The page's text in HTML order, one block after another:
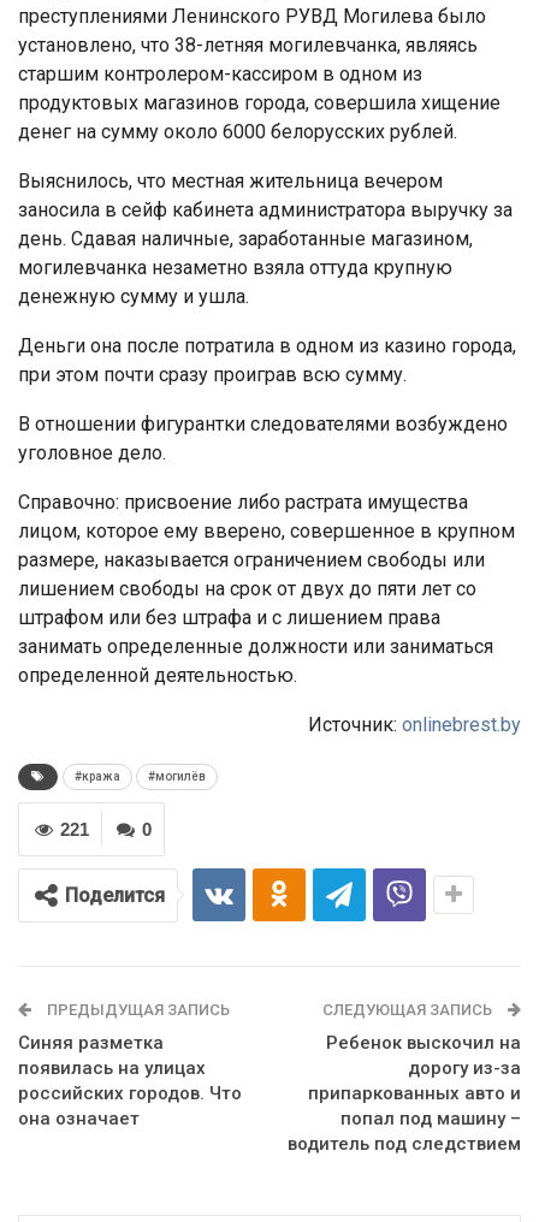
преступлениями Ленинского РУВД Могилева было
установлено, что 38-летняя могилевчанка, являясь
старшим контролером-кассиром в одном из
продуктовых магазинов города, совершила хищение
денег на сумму около 6000 белорусских рублей.
Выяснилось, что местная жительница вечером
заносила в сейф кабинета администратора выручку за
день. Сдавая наличные, заработанные магазином,
могилевчанка незаметно взяла оттуда крупную
денежную сумму и ушла.
Деньги она после потратила в одном из казино города,
при этом почти сразу проиграв всю сумму.
В отношении фигурантки следователями возбуждено
уголовное дело.
Справочно: присвоение либо растрата имущества
лицом, которое ему вверено, совершенное в крупном
размере, наказывается ограничением свободы или
лишением свободы на срок от двух до пяти лет со
штрафом или без штрафа и с лишением права
занимать определенные должности или заниматься
определенной деятельностью.
Источник: onlinebrest.by
#кража #могилёв
0
221
Поделится
ПРЕДЫДУЩАЯ ЗАПИСЬ
Синяя разметка
появилась на улицах
российских городов. Что
она означает
СЛЕДУЮЩАЯ ЗАПИСЬ
Ребенок выскочил на
дорогу из-за
припаркованных авто и
попал под машину –
водитель под следствием